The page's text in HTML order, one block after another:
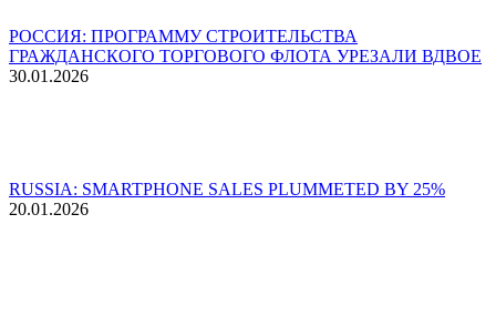
РОССИЯ: ПРОГРАММУ СТРОИТЕЛЬСТВА
ГРАЖДАНСКОГО ТОРГОВОГО ФЛОТА УРЕЗАЛИ ВДВОЕ
30.01.2026
RUSSIA: SMARTPHONE SALES PLUMMETED BY 25%
20.01.2026